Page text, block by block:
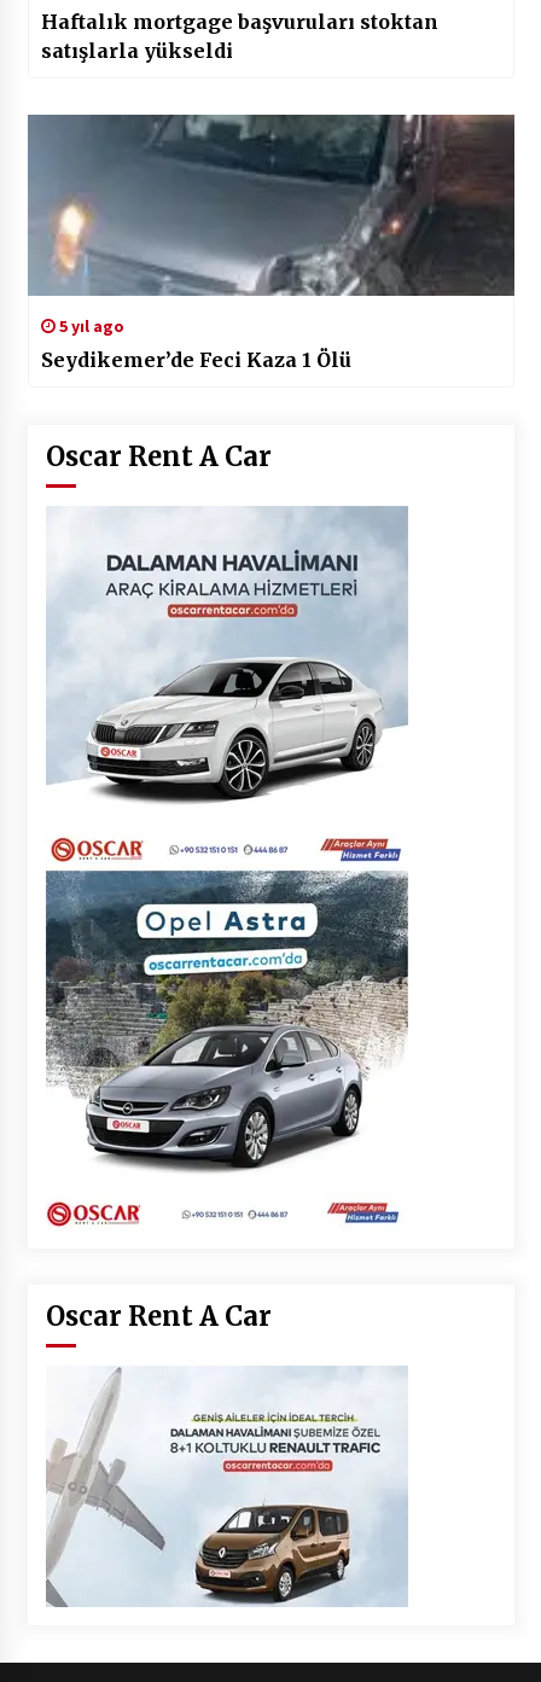
Haftalık mortgage başvuruları stoktan
satışlarla yükseldi
5 yıl ago
Seydikemer’de Feci Kaza 1 Ölü
Oscar Rent A Car
Oscar Rent A Car